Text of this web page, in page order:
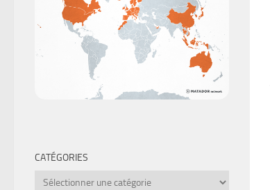
CATÉGORIES
Catégories